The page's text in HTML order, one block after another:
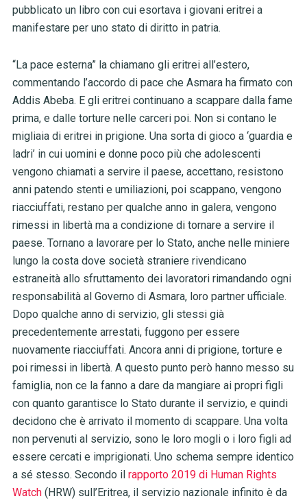
pubblicato un libro con cui esortava i giovani eritrei a
manifestare per uno stato di diritto in patria.
“La pace esterna” la chiamano gli eritrei all’estero,
commentando l’accordo di pace che Asmara ha firmato con
Addis Abeba. E gli eritrei continuano a scappare dalla fame
prima, e dalle torture nelle carceri poi. Non si contano le
migliaia di eritrei in prigione. Una sorta di gioco a ‘guardia e
ladri’ in cui uomini e donne poco più che adolescenti
vengono chiamati a servire il paese, accettano, resistono
anni patendo stenti e umiliazioni, poi scappano, vengono
riacciuffati, restano per qualche anno in galera, vengono
rimessi in libertà ma a condizione di tornare a servire il
paese. Tornano a lavorare per lo Stato, anche nelle miniere
lungo la costa dove società straniere rivendicano
estraneità allo sfruttamento dei lavoratori rimandando ogni
responsabilità al Governo di Asmara, loro partner ufficiale.
Dopo qualche anno di servizio, gli stessi già
precedentemente arrestati, fuggono per essere
nuovamente riacciuffati. Ancora anni di prigione, torture e
poi rimessi in libertà. A questo punto però hanno messo su
famiglia, non ce la fanno a dare da mangiare ai propri figli
con quanto garantisce lo Stato durante il servizio, e quindi
decidono che è arrivato il momento di scappare. Una volta
non pervenuti al servizio, sono le loro mogli o i loro figli ad
essere cercati e imprigionati. Uno schema sempre identico
a sé stesso. Secondo il rapporto 2019 di Human Rights
Watch(HRW) sull’Eritrea, il servizio nazionale infinito è da